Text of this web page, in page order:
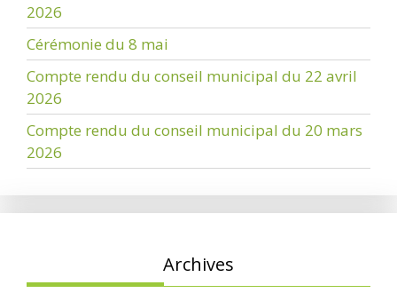
2026
Cérémonie du 8 mai
Compte rendu du conseil municipal du 22 avril
2026
Compte rendu du conseil municipal du 20 mars
2026
Archives